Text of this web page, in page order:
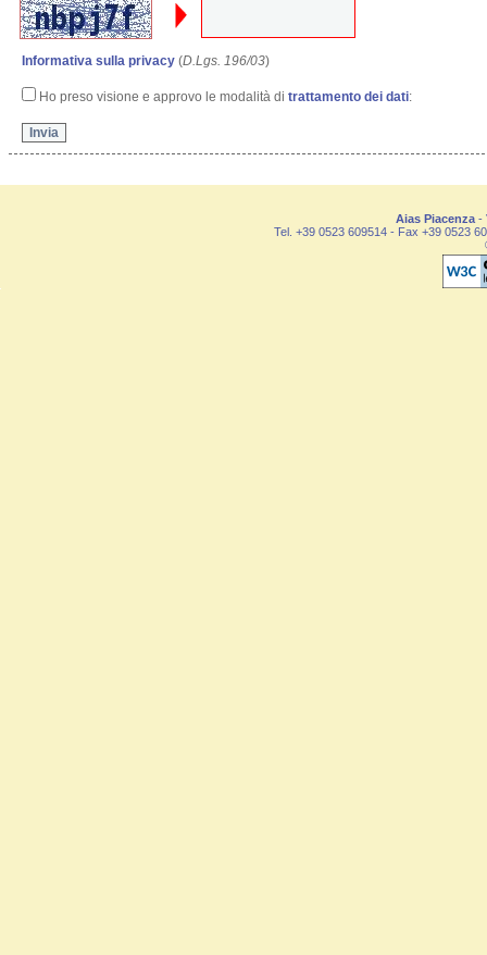
Informativa sulla privacy (D.Lgs. 196/03)
Ho preso visione e approvo le modalità ditrattamento dei dati:
Aias Piacenza-
Tel. +39 0523 609514 - Fax +39 0523